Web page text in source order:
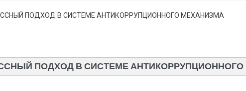
ПОДХОД В СИСТЕМЕ АНТИКОРРУПЦИОННОГО МЕХАНИЗМА
ПОДХОД В СИСТЕМЕ